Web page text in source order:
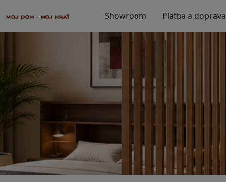
Showroom Platba a doprava